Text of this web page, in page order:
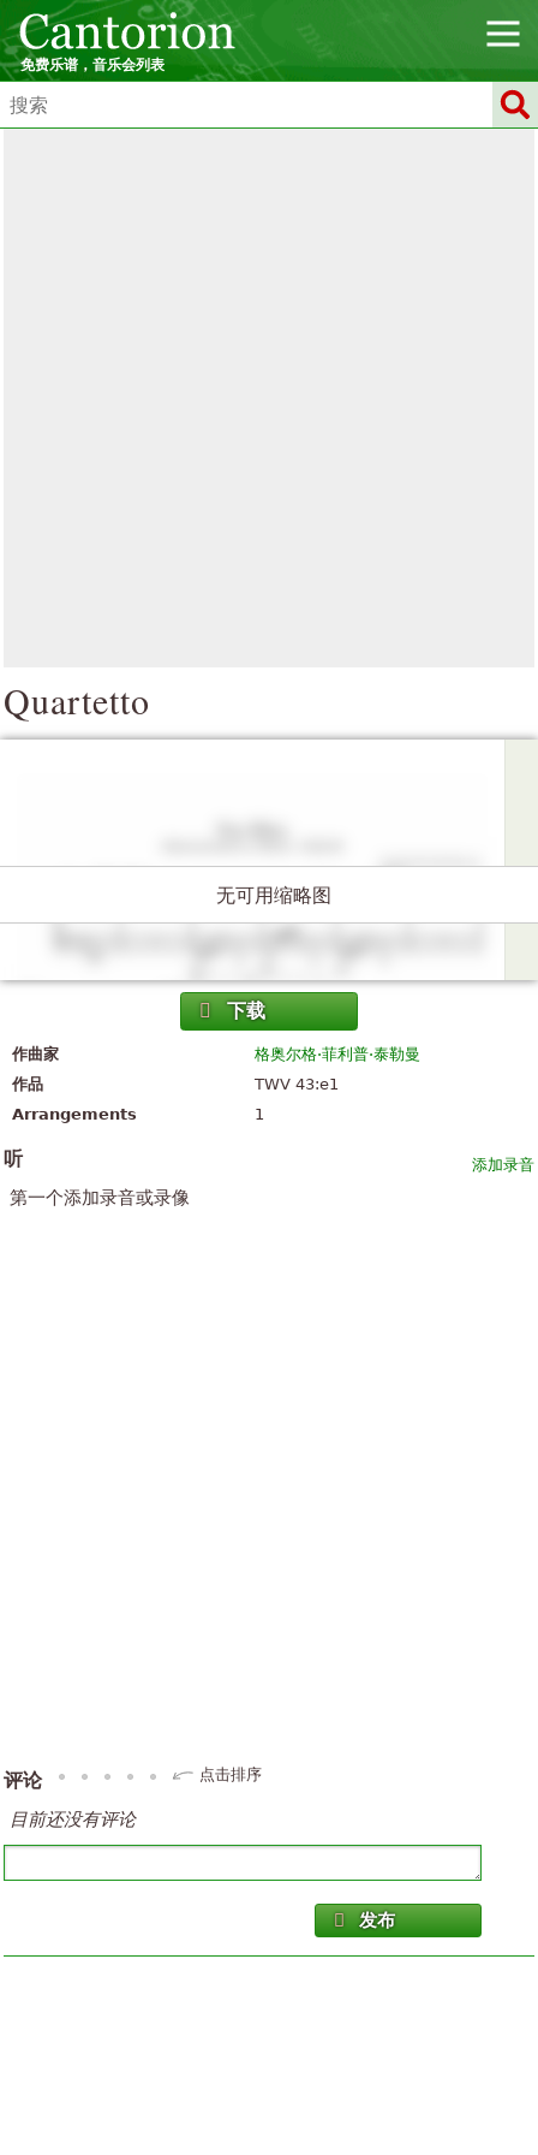
免费乐谱，音乐会列表
Quartetto
无可用缩略图
下载
作曲家
格奥尔格·菲利普·泰勒曼
作品
TWV 43:e1
Arrangements
1
添加录音
听
第一个添加录音或录像
评论 点击排序
目前还没有评论
发布